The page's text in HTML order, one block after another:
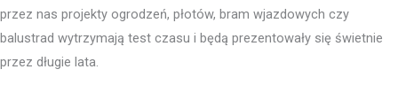
przez nas projekty ogrodzeń, płotów, bram wjazdowych czy
balustrad wytrzymają test czasu i będą prezentowały się świetnie
przez długie lata.